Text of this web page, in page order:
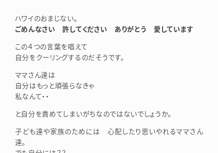
ハワイのおまじない。
ごめんなさい 許してください ありがとう 愛しています
この４つの言葉を唱えて
自分をクーリングするのだそうです。
ママさん達は
自分はもっと頑張らなきゃ
私なんて・・
と自分を責めてしまいがちなのではないでしょうか。
子ども達や家族のためには 心配したり思いやれるママさん
達。